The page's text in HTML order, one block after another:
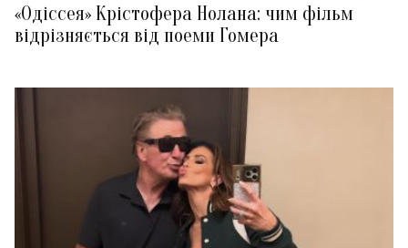
«Одіссея» Крістофера Нолана: чим фільм
відрізняється від поеми Гомера